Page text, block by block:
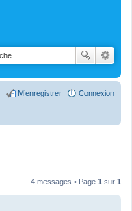
Connexion
M’enregistrer
4 messages • Page 1 sur 1